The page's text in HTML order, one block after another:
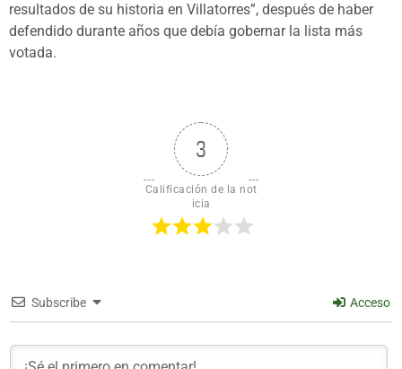
resultados de su historia en Villatorres”, después de haber
defendido durante años que debía gobernar la lista más
votada.
3
Calificación de la not
icia
Subscribe Acceso